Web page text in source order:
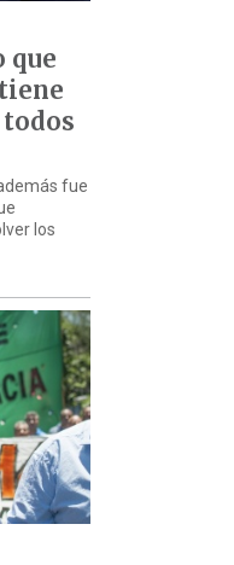
que
fue
los